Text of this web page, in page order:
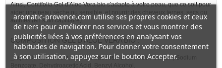
Ainsi, Centifolia Gel d'Aloe Vera bio s'adapte à votre peau, que ce soit pour
aider une peau sèche ou sensible, et nourrir des cheveux ternes, secs ou
abîmés (en soin capillaire).
COMPOSITION GEL D'ALOE VERA BIO :
_Aqua, Xanthan Gum, Aloe Barbadensis Leaf Juice Powder*, Sodium
Benzoate, Dehydroacetic Acid, Benzyl Alcohol.
aromatic-provence.com utilise ses propres cookies et ceux
de tiers pour améliorer nos services et vous montrer des
publicités liées à vos préférences en analysant vos
habitudes de navigation. Pour donner votre consentement
à son utilisation, appuyez sur le bouton Accepter.